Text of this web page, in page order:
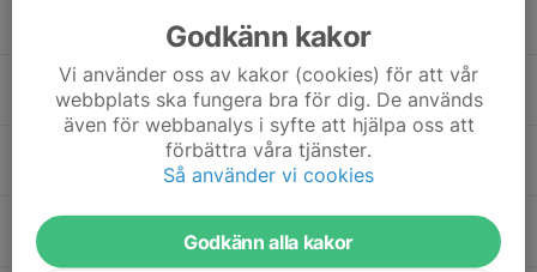
Tor
Godkänn kakor
Vi använder oss av kakor (cookies) för att vår
webbplats ska fungera bra för dig. De används
även för webbanalys i syfte att hjälpa oss att
förbättra våra tjänster.
Så använder vi cookies
Godkänn alla kakor